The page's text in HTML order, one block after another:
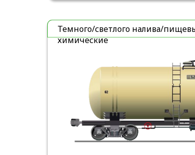
Темного/светлого налива/
химические